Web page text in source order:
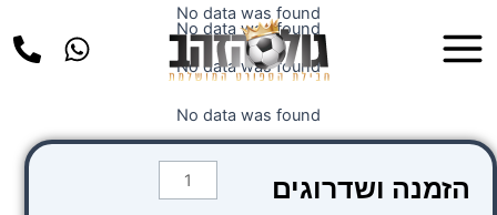
לתוכן
Menu
No data was found
No data was found
No data was found
No data was found
הזמנה ושדרוגים
כמות
של